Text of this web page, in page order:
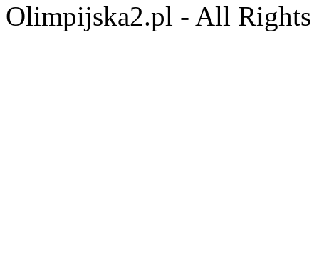
Olimpijska2.pl - All Rights